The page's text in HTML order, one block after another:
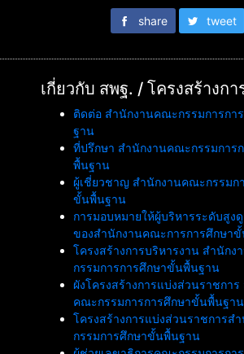
share tweet
เกี่ยวกับ สพฐ. / โครงสร้างกา
ติดต่อ สำนักงานคณะกรรมการกา
ฐาน
ที่ปรึกษา สำนักงานคณะกรรมการ
พื้นฐาน
ผู้เชี่ยวชาญ สำนักงานคณะกรรมก
ขั้นพื้นฐาน
การมอบหมายให้ผู้บริหารระดับสูง
ของสำนักงานคณะการการศึกษา
โครงสร้างการบริหารงาน สำนักง
กรรมการการศึกษาขั้นพื้นฐาน
ผังโครงสร้างการแบ่งส่วนราชกา
คณะกรรมการการศึกษาขั้นพื้นฐาน
โครงสร้างการแบ่งส่วนราชการส
กรรมการศึกษาขั้นพื้นฐาน